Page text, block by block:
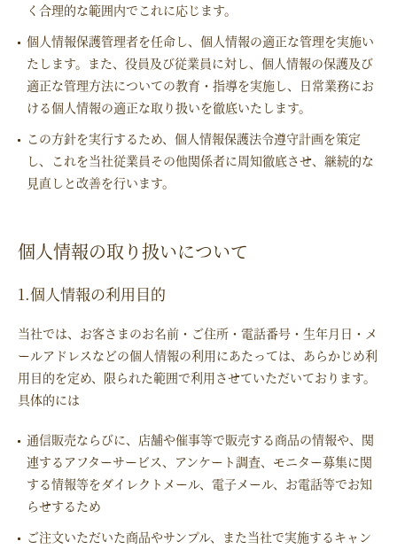
く合理的な範囲内でこれに応じます。
個人情報保護管理者を任命し、個人情報の適正な管理を実施い
たします。また、役員及び従業員に対し、個人情報の保護及び
適正な管理方法についての教育・指導を実施し、日常業務にお
ける個人情報の適正な取り扱いを徹底いたします。
この方針を実行するため、個人情報保護法令遵守計画を策定
し、これを当社従業員その他関係者に周知徹底させ、継続的な
見直しと改善を行います。
個人情報の取り扱いについて
1.個人情報の利用目的
当社では、お客さまのお名前・ご住所・電話番号・生年月日・メ
ールアドレスなどの個人情報の利用にあたっては、あらかじめ利
用目的を定め、限られた範囲で利用させていただいております。
具体的には
通信販売ならびに、店舗や催事等で販売する商品の情報や、関
連するアフターサービス、アンケート調査、モニター募集に関
する情報等をダイレクトメール、電子メール、お電話等でお知
らせするため
ご注文いただいた商品やサンプル、また当社で実施するキャン